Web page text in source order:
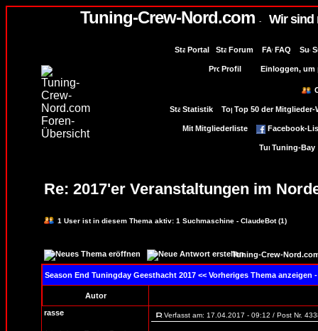
Tuning-Crew-Nord.com - Wir sind
Portal Forum FAQ
Profil Einloggen, um
Statistik Top 50 der Mitglieder-
Mitgliederliste Facebook-
Tuning-Bay
Re: 2017'er Veranstaltungen im
1 User ist in diesem Thema aktiv: 1 Suchmaschine - ClaudeBot (1)
Tuning-Crew-
Season End Tuningday Geesthacht 2017 << Vorheriges Thema anzeigen
Autor
rasse
Verfasst am: 17.04.2017 - 09:12 / Post Nr.